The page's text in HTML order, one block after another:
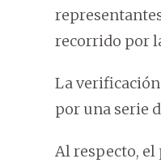
recorrido por
La verificación
por una serie
Al respecto,